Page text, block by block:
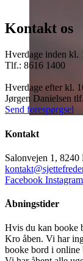
Kontakt os
Hverdage inden kl.
Tlf.: 8616 1400
Hverdage efter kl.
Jørgen Danielsen
Send forespørgsel
Kontakt
Salonvejen 1, 8240
Facebook Instagram
Åbningstider
Hvis du kan booke
Kro åben. Vi har
booke bord i online